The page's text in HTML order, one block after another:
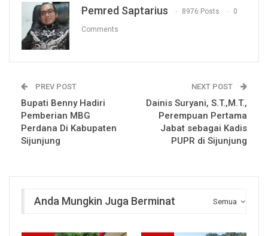
Pemred Saptarius 8976 Posts 0
Comments
PREV POST
Bupati Benny Hadiri
Pemberian MBG
Perdana Di Kabupaten
Sijunjung
NEXT POST
Dainis Suryani, S.T.,M.T.,
Perempuan Pertama
Jabat sebagai Kadis
PUPR di Sijunjung
Semua
Anda Mungkin Juga Berminat